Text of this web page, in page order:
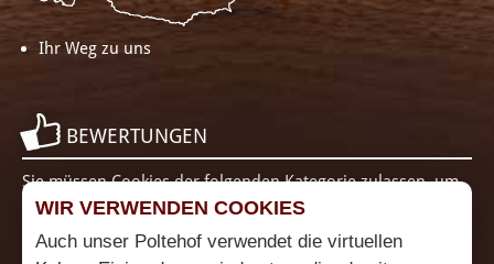
Ihr Weg zu uns
BEWERTUNGEN
Sie müssen Cookies der folgenden Kategorie zulassen, um
diesen Inhalt zu sehen: Funktionalität
ändern
WIR VERWENDEN COOKIES
Auch unser Poltehof verwendet die virtuellen